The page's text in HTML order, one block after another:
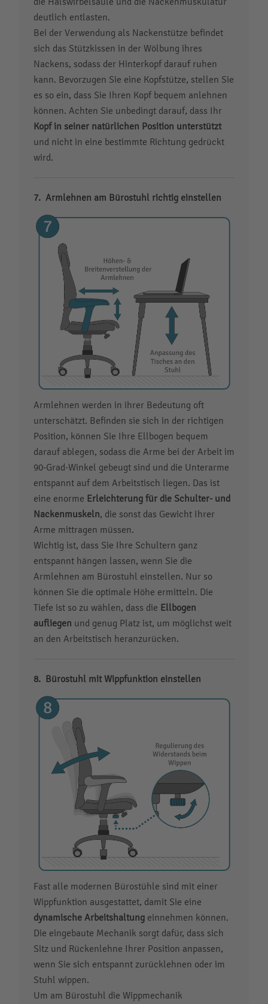
deutlich entlasten.
Bei der Verwendung als Nackenstütze befindet
sich das Stützkissen in der Wölbung ihres
Nackens, sodass der Hinterkopf darauf ruhen
kann. Bevorzugen Sie eine Kopfstütze, stellen Sie
es so ein, dass Sie Ihren Kopf bequem anlehnen
können. Achten Sie unbedingt darauf, dass Ihr
Kopf in seiner natürlichen Position unterstützt
und nicht in eine bestimmte Richtung gedrückt
wird.
Armlehnen am Bürostuhl richtig einstellen
Armlehnen werden in ihrer Bedeutung oft
unterschätzt. Befinden sie sich in der richtigen
Position, können Sie Ihre Ellbogen bequem
darauf ablegen, sodass die Arme bei der Arbeit im
90-Grad-Winkel gebeugt sind und die Unterarme
entspannt auf dem Arbeitstisch liegen. Das ist
eine enorme Erleichterung für die Schulter- und
Nackenmuskeln, die sonst das Gewicht Ihrer
Arme mittragen müssen.
Wichtig ist, dass Sie Ihre Schultern ganz
entspannt hängen lassen, wenn Sie die
Armlehnen am Bürostuhl einstellen. Nur so
können Sie die optimale Höhe ermitteln. Die
Tiefe ist so zu wählen, dass die Ellbogen
aufliegen und genug Platz ist, um möglichst weit
an den Arbeitstisch heranzurücken.
Bürostuhl mit Wippfunktion einstellen
Fast alle modernen Bürostühle sind mit einer
Wippfunktion ausgestattet, damit Sie eine
dynamische Arbeitshaltung einnehmen können.
Die eingebaute Mechanik sorgt dafür, dass sich
Sitz und Rückenlehne Ihrer Position anpassen,
wenn Sie sich entspannt zurücklehnen oder im
Stuhl wippen.
Um am Bürostuhl die Wippmechanik